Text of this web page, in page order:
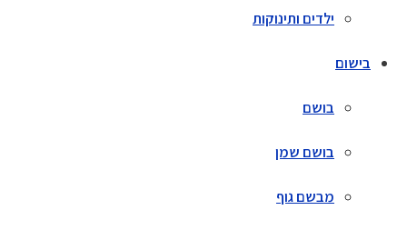
ילדים ותינוקות
בישום
בושם
בושם שמן
מבשם גוף